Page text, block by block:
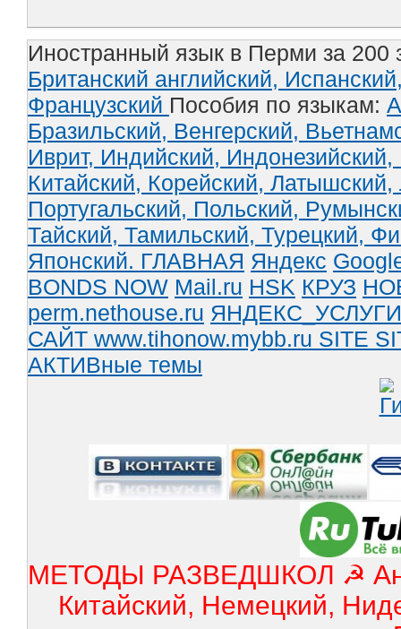
Иностранный язык в Перми за 200
Британский английский,
Французский Пособия по языкам:
Бразильский, Венгерский,
Иврит, Индийский, Индонезийский,
Китайский, Корейский, Латышский,
Португальский, Польский,
Тайский, Тамильский, Турецкий,
Японский. ГЛАВНАЯ Яндекс
BONDS NOW Mail.ru HSK КРУЗ
perm.nethouse.ru ЯНДЕКС_УСЛУГИ
САЙТ www.tihonow.mybb.ru SITE
АКТИВные темы
МЕТОДЫ РАЗВЕДШКОЛ ☭
Китайский, Немецкий,